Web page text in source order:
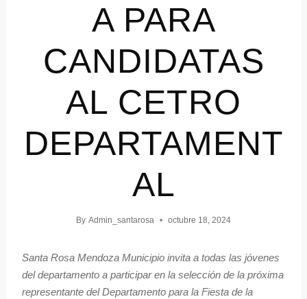
A PARA
CANDIDATAS
AL CETRO
DEPARTAMENT
AL
By Admin_santarosa octubre 18, 2024
Santa Rosa Mendoza Municipio invita a todas las jóvenes
del departamento a participar en la selección de la próxima
representante del Departamento para la Fiesta de la